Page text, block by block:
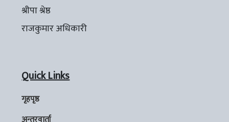
श्रीपा श्रेष्ठ
राजकुमार अधिकारी
Quick Links
गृहपृष्ठ